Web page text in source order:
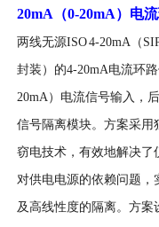
20mA （0-20mA）电
两线无源ISO 4-20mA（
封装）的4-20mA电流环
20mA）电流信号输入，
信号隔离模块。方案采用
窃电技术，有效地解决了
对供电电源的依赖问题，
及高线性度的隔离。方